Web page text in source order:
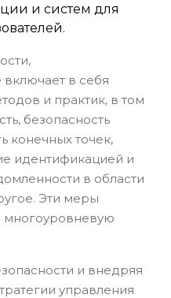
и систем для
включает в себя
и практик, в том
безопасность
конечных точек,
идентификацией и
в области
Эти меры
многоуровневую
и внедряя
управления